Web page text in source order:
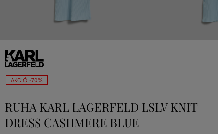
AKCIÓ -70%
RUHA KARL LAGERFELD LSLV KNIT
DRESS CASHMERE BLUE